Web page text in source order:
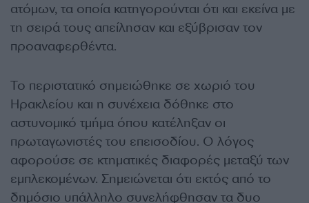
ατόμων, τα οποία κατηγορούνται ότι και εκείνα με
τη σειρά τους απείλησαν και εξύβρισαν τον
προαναφερθέντα.
Το περιστατικό σημειώθηκε σε χωριό του
Ηρακλείου και η συνέχεια δόθηκε στο
αστυνομικό τμήμα όπου κατέληξαν οι
πρωταγωνιστές του επεισοδίου. Ο λόγος
αφορούσε σε κτηματικές διαφορές μεταξύ των
εμπλεκομένων. Σημειώνεται ότι εκτός από το
δημόσιο υπάλληλο συνελήφθησαν τα δυο